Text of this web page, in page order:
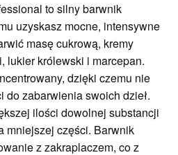
to silny barwnik
uzyskasz mocne, intensywne
masę cukrową, kremy
lukier królewski i marcepan.
dzięki czemu nie
zabarwienia swoich dzieł.
ilości dowolnej substancji
mniejszej części. Barwnik
z zakraplaczem, co z